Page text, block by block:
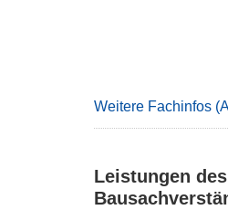
Weitere Fachinfos
Leistungen des